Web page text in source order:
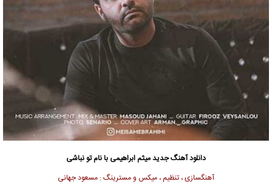
دانلود آهنگ جدیدمیثم ابراهیمی با نام تو نباشی
آهنگسازی ، تنظیم ، میکس و مسترینگ : مسعود جهانی